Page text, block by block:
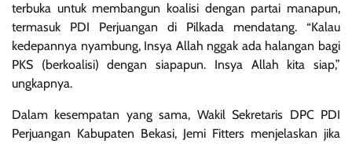
terbuka untuk membangun koalisi dengan partai manapun,
termasuk PDI Perjuangan di Pilkada mendatang. “Kalau
kedepannya nyambung, Insya Allah nggak ada halangan bagi
PKS (berkoalisi) dengan siapapun. Insya Allah kita siap,”
ungkapnya.
Dalam kesempatan yang sama, Wakil Sekretaris DPC PDI
Perjuangan Kabupaten Bekasi, Jemi Fitters menjelaskan jika